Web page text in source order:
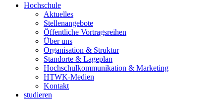
Hochschule
Aktuelles
Stellenangebote
Öffentliche Vortragsreihen
Über uns
Organisation & Struktur
Standorte & Lageplan
Hochschulkommunikation & Marketing
HTWK-Medien
Kontakt
studieren